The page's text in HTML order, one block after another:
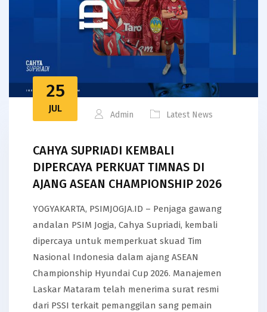
25
JUL
Admin Latest News
CAHYA SUPRIADI KEMBALI
DIPERCAYA PERKUAT TIMNAS DI
AJANG ASEAN CHAMPIONSHIP 2026
YOGYAKARTA, PSIMJOGJA.ID – Penjaga gawang
andalan PSIM Jogja, Cahya Supriadi, kembali
dipercaya untuk memperkuat skuad Tim
Nasional Indonesia dalam ajang ASEAN
Championship Hyundai Cup 2026. Manajemen
Laskar Mataram telah menerima surat resmi
dari PSSI terkait pemanggilan sang pemain